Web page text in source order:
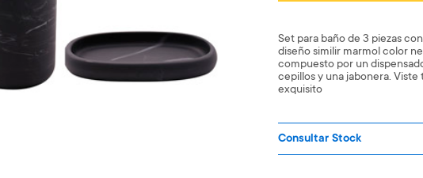
Set para baño de 3 piezas
diseño similir marmol color
compuesto por un
cepillos y una jabonera.
exquisito
Consultar Stock